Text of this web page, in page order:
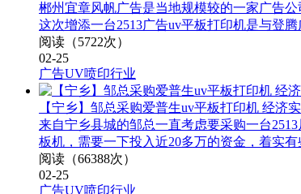
郴州宜章风帆广告是当地规模较的一家广告
这次增添一台2513广告uv平板打印机是与登腾
阅读（5722次）
02-25
广告UV喷印行业
【宁乡】邹总采购爱普生uv平板打印机 经济
来自宁乡县城的邹总一直考虑要采购一台
板机，需要一下投入近20多万的资金，着实
阅读（66388次）
02-25
广告UV喷印行业